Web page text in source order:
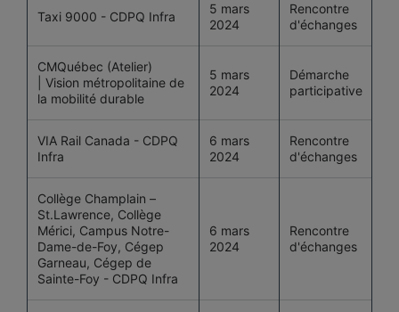
Taxi 9000 - CDPQ Infra
5 mars
2024
Rencontre
d'échanges
CMQuébec (Atelier)
| Vision métropolitaine de
la mobilité durable
5 mars
2024
Démarche
participative
VIA Rail Canada - CDPQ
Infra
6 mars
2024
Rencontre
d'échanges
Collège Champlain –
St.Lawrence, Collège
Mérici, Campus Notre-
Dame-de-Foy, Cégep
Garneau, Cégep de
Sainte-Foy - CDPQ Infra
6 mars
2024
Rencontre
d'échanges